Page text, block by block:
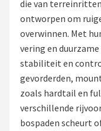
Elektrische
Mountainbikes
Shop
Basil
die van
ontworpen om
overwinnen. Met
vering en
stabiliteit en
gevorderden,
zoals hardtail en
verschillende
bospaden scheurt